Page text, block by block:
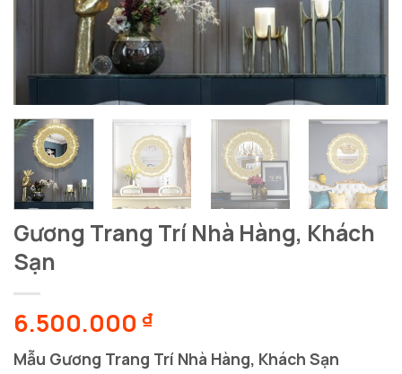
Gương Trang Trí Nhà Hàng, Khách
Sạn
6.500.000 ₫
Mẫu Gương Trang Trí Nhà Hàng, Khách Sạn